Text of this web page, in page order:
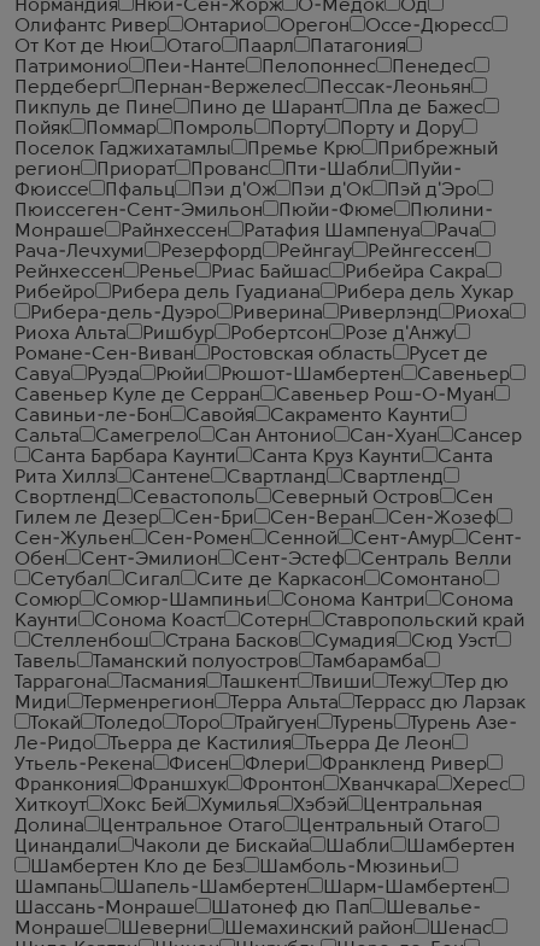
Нормандия
Нюи-Сен-Жорж О-Медок
Од
Олифантс Ривер
Онтарио Орегон
Оссе-Дюресс
От Кот де Нюи
Отаго Паарл
Патагония
Патримонио
Пеи-Нанте Пелопоннес
Пенедес
Пердеберг
Пернан-Вержелес
Пессак-Леоньян
Пикпуль де Пине
Пино де Шарант
Пла де Бажес
Пойяк
Поммар Помроль Порту
Порту и Дору
Поселок Гаджихатамлы
Премье Крю
Прибрежный
регион
Приорат Прованс Пти-Шабли
Пуйи-
Фюиссе
Пфальц Пэи д'Ож Пэи д'Ок
Пэй д'Эро
Пюиссеген-Сент-Эмильон
Пюйи-Фюме
Пюлини-
Монраше
Райнхессен Ратафия Шампенуа
Рача
Рача-Лечхуми
Резерфорд Рейнгау
Рейнгессен
Рейнхессен
Ренье Риас Байшас
Рибейра Сакра
Рибейро
Рибера дель Гуадиана
Рибера дель Хукар
Рибера-дель-Дуэро
Риверина Риверлэнд
Риоха
Риоха Альта
Ришбур Робертсон
Розе д'Анжу
Романе-Сен-Виван
Ростовская область
Русет де
Савуа
Руэда Рюйи Рюшот-Шамбертен
Савеньер
Савеньер Куле де Серран
Савеньер Рош-О-Муан
Савиньи-ле-Бон
Савойя
Сакраменто Каунти
Сальта
Самегрело Сан Антонио Сан-Хуан
Сансер
Санта Барбара Каунти
Санта Круз Каунти
Санта
Рита Хиллз
Сантене Свартланд
Свартленд
Свортленд
Севастополь Северный Остров
Сен
Гилем ле Дезер
Сен-Бри Сен-Веран
Сен-Жозеф
Сен-Жульен
Сен-Ромен Сенной Сент-Амур
Сент-
Обен
Сент-Эмилион Сент-Эстеф
Сентраль Велли
Сетубал
Сигал Сите де Каркасон
Сомонтано
Сомюр
Сомюр-Шампиньи Сонома Кантри
Сонома
Каунти
Сонома Коаст Сотерн
Ставропольский край
Стелленбош
Страна Басков Сумадия
Сюд Уэст
Тавель
Таманский полуостров
Тамбарамба
Таррагона
Тасмания Ташкент Твиши Тежу
Тер дю
Миди
Терменрегион Терра Альта
Террасс дю Ларзак
Токай
Толедо Торо Трайгуен Турень
Турень Азе-
Ле-Ридо
Тьерра де Кастилия
Тьерра Де Леон
Утьель-Рекена
Фисен Флери
Франкленд Ривер
Франкония
Франшхук Фронтон Хванчкара
Херес
Хиткоут
Хокс Бей Хумилья Хэбэй
Центральная
Долина
Центральное Отаго
Центральный Отаго
Цинандали
Чаколи де Бискайа Шабли
Шамбертен
Шамбертен Кло де Без
Шамболь-Мюзиньи
Шампань
Шапель-Шамбертен
Шарм-Шамбертен
Шассань-Монраше
Шатонеф дю Пап
Шевалье-
Монраше
Шеверни Шемахинский район
Шенас